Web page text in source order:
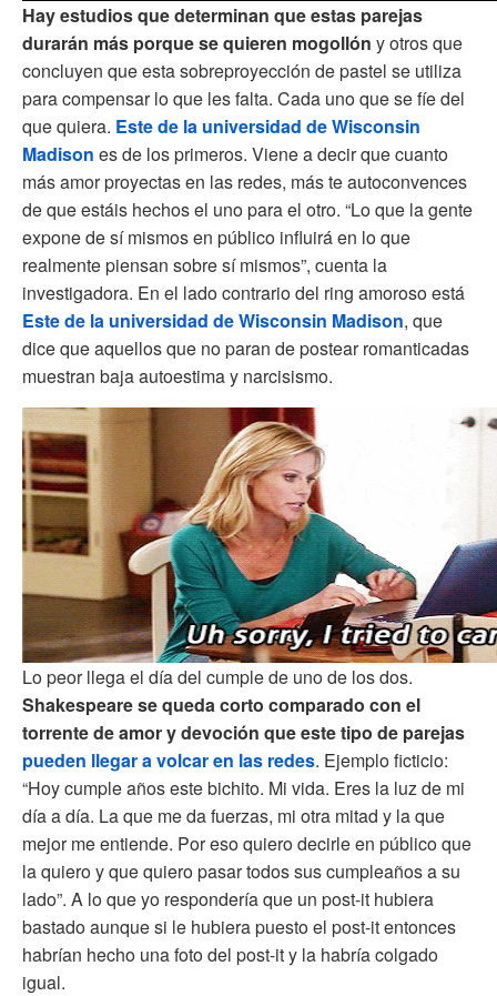
Hay estudios que determinan que estas parejas
durarán más porque se quieren mogollón y otros que
concluyen que esta sobreproyección de pastel se utiliza
para compensar lo que les falta. Cada uno que se fíe del
que quiera. Este de la universidad de Wisconsin
Madison es de los primeros. Viene a decir que cuanto
más amor proyectas en las redes, más te autoconvences
de que estáis hechos el uno para el otro. “Lo que la gente
expone de sí mismos en público influirá en lo que
realmente piensan sobre sí mismos”, cuenta la
investigadora. En el lado contrario del ring amoroso está
Este de la universidad de Wisconsin Madison, que
dice que aquellos que no paran de postear romanticadas
muestran baja autoestima y narcisismo.
Lo peor llega el día del cumple de uno de los dos.
Shakespeare se queda corto comparado con el
torrente de amor y devoción que este tipo de parejas
pueden llegar a volcar en las redes. Ejemplo ficticio:
“Hoy cumple años este bichito. Mi vida. Eres la luz de mi
día a día. La que me da fuerzas, mi otra mitad y la que
mejor me entiende. Por eso quiero decirle en público que
la quiero y que quiero pasar todos sus cumpleaños a su
lado”. A lo que yo respondería que un post-it hubiera
bastado aunque si le hubiera puesto el post-it entonces
habrían hecho una foto del post-it y la habría colgado
igual.